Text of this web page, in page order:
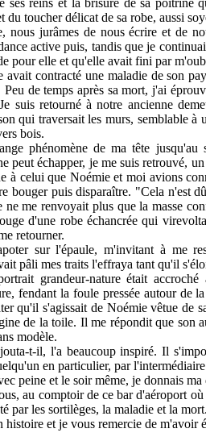
ses reins et la brisure de sa poitrine
du toucher délicat de sa robe, aussi
nous jurâmes de nous écrire et de
active puis, tandis que je
pour elle et qu'elle avait fini par
contracté une maladie de son
Peu de temps après sa mort, j'ai
suis retourné à notre ancienne
qui traversait les murs, semblable
bois.
phénomène de ma tête
peut échapper, je me suis retrouvé,
à celui que Noémie et moi avions
bouger puis disparaître. "Cela n'est
me renvoyait plus que la masse
d'une robe échancrée qui
retourner.
sur l'épaule, m'invitant à me
pâli mes traits l'effraya tant qu'il
grandeur-nature était
fendant la foule pressée autour de
qu'il s'agissait de Noémie vêtue de
de la toile. Il me répondit que son
modèle.
t-il, l'a beaucoup inspiré. Il
en particulier, par
peine et le soir même, je donnais
au comptoir de ce bar d'aéroport
par les sortilèges, la maladie et la
et je vous remercie de m'avoir